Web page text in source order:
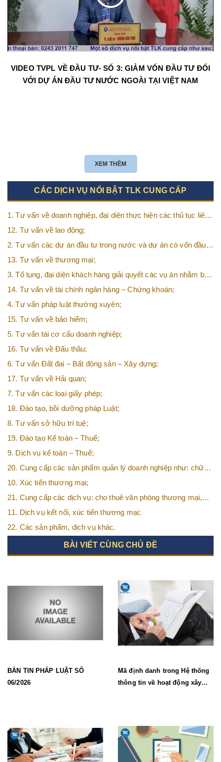
VIDEO TVPL VỀ ĐẦU TƯ- SỐ 3: GIẢM VỐN ĐẦU TƯ ĐỐI
VỚI DỰ ÁN ĐẦU TƯ NƯỚC NGOÀI TẠI VIỆT NAM
XEM THÊM
CÁC DỊCH VỤ NỔI BẬT TLK CUNG CẤP
1. Tư vấn về doanh nghiệp, đại diện thực hiện các thủ tục liên
quan tới doanh nghiệp;
12. Tư vấn về lao động;
2. Tư vấn các dự án đầu tư trong nước và dự án có vốn đầu
tư nước ngoài (FDI);
13. Tư vấn về thương mại;
3. Tố tụng, đại diện khách hàng giải quyết các vụ án nhằm bảo
vệ tối đa các quyền và lợi ích của khách hàng;
14. Tư vấn về tài chính ngân hàng – Chứng khoán;
4. Tư vấn pháp luật thường xuyên;
15. Tư vấn về bảo hiểm;
5. Tư vấn tái cơ cấu doanh nghiệp;
16. Tư vấn về Đấu thầu;
6. Tư vấn Đất đai – Bất động sản – Xây dựng;
17. Tư vấn về Hải quan;
7. Tư vấn các loại giấy phép;
18. Đào tạo, bồi dưỡng pháp Luật;
8. Tư vấn sở hữu trí tuệ;
19. Đào tạo Kế toán – Thuế;
9. Dịch vụ kế toán – Thuế;
20. Cung cấp các sản phẩm quản lý doanh nghiệp như: chữ
ký số, hóa đơn điện tử, BHXH,…vv
10. Xúc tiến thương mại;
21. Cung cấp các dịch vụ: cho thuê văn phòng thương mại,
văn phòng ảo, văn phòng chia sẻ…vv
11. Dịch vụ kết nối, xúc tiến thương mại;
22. Các sản phẩm, dịch vụ khác.
BÀI VIẾT CÙNG CHỦ ĐỀ
BẢN TIN PHÁP LUẬT SỐ
06/2026
Mã định danh trong Hệ thống
thông tin về hoạt động xây